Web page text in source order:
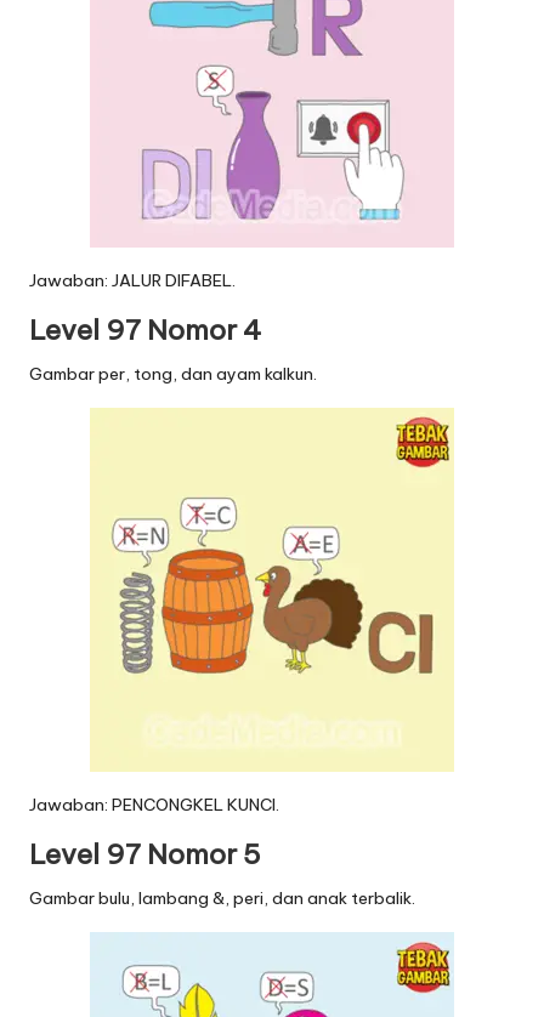
Jawaban: JALUR DIFABEL.
Level 97 Nomor 4
Gambar per, tong, dan ayam kalkun.
Jawaban: PENCONGKEL KUNCI.
Level 97 Nomor 5
Gambar bulu, lambang &, peri, dan anak terbalik.